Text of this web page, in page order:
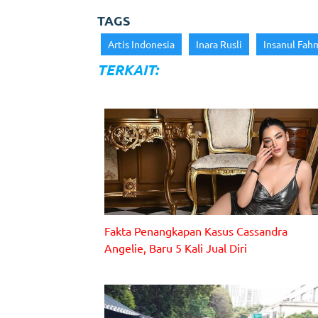
o
k
p
g
s
p
o
TAGS
Artis Indonesia Inara Rusli Insanul
TERKAIT:
Fakta Penangkapan Kasus Cassandra
Angelie, Baru 5 Kali Jual Diri